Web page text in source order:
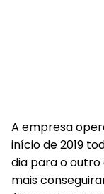
A empresa
início de 2019
dia para o outro
mais